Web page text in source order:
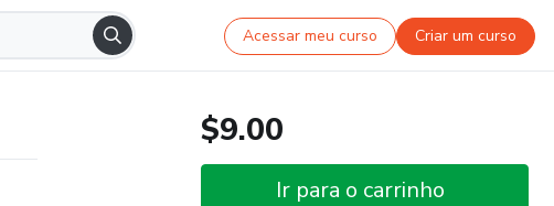
Acessar meu curso Criar um curso
$9.00
Ir para o carrinho